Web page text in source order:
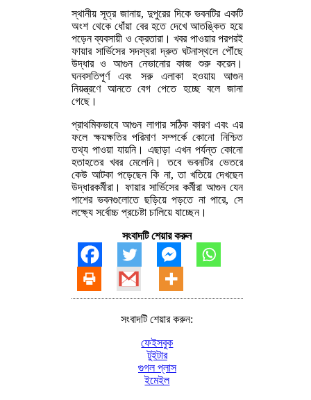
স্থানীয় সূত্র জানায়, দুপুরের দিকে ভবনটির একটি
অংশ থেকে ধোঁয়া বের হতে দেখে আতঙ্কিত হয়ে
পড়েন ব্যবসায়ী ও ক্রেতারা। খবর পাওয়ার পরপরই
ফায়ার সার্ভিসের সদস্যরা দ্রুত ঘটনাস্থলে পৌঁছে
উদ্ধার ও আগুন নেভানোর কাজ শুরু করেন।
ঘনবসতিপূর্ণ এবং সরু এলাকা হওয়ায় আগুন
নিয়ন্ত্রণে আনতে বেগ পেতে হচ্ছে বলে জানা
গেছে।
প্রাথমিকভাবে আগুন লাগার সঠিক কারণ এবং এর
ফলে ক্ষয়ক্ষতির পরিমাণ সম্পর্কে কোনো নিশ্চিত
তথ্য পাওয়া যায়নি। এছাড়া এখন পর্যন্ত কোনো
হতাহতের খবর মেলেনি। তবে ভবনটির ভেতরে
কেউ আটকা পড়েছেন কি না, তা খতিয়ে দেখছেন
উদ্ধারকর্মীরা। ফায়ার সার্ভিসের কর্মীরা আগুন যেন
পাশের ভবনগুলোতে ছড়িয়ে পড়তে না পারে, সে
লক্ষ্যে সর্বোচ্চ প্রচেষ্টা চালিয়ে যাচ্ছেন।
সংবাদটি শেয়ার করুন
সংবাদটি শেয়ার করুন:
ফেইসবুক
টুইটার
গুগল প্লাস
ইমেইল